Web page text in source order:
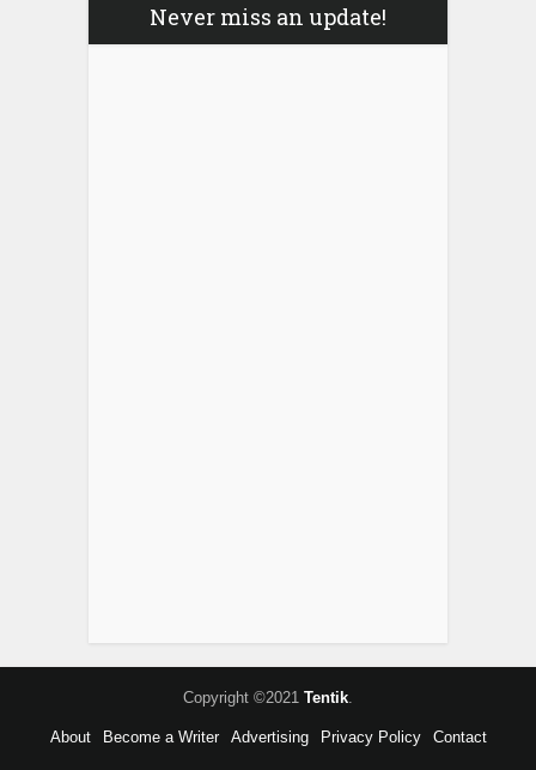
Never miss an update!
Copyright ©2021 Tentik
About Become a Writer Advertising Privacy Policy Contact